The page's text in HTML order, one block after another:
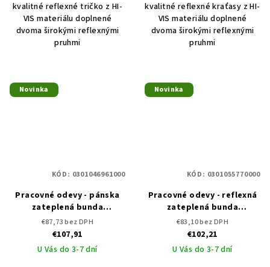
kvalitné reflexné tričko z HI-
VIS materiálu doplnené
dvoma širokými reflexnými
pruhmi
kvalitné reflexné kraťasy z HI-
VIS materiálu doplnené
dvoma širokými reflexnými
pruhmi
Novinka
Pracovné odevy - pánska
zateplená bunda
KNOXFIELD RYO WINTER
ČERVA
€87,73 bez DPH
€107,91
U Vás do 3-7 dní
KÓD: 0301046961000
Novinka
Pracovné odevy - reflexná
zateplená bunda
KNOXFIELD HVPS WINTER
CERVA
€83,10 bez DPH
€102,21
U Vás do 3-7 dní
KÓD: 0301055770000